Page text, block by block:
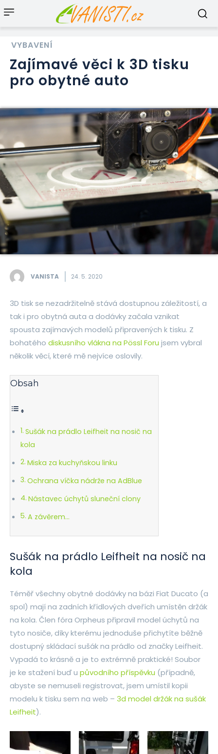
VYBAVENÍ
Zajímavé věci k 3D tisku
pro obytné auto
VANISTA 24. 5. 2020
3D tisk se nezadržitelně stává dostupnou záležitostí, a
tak i pro obytná auta a dodávky začala vznikat
spousta zajímavých modelů připravených k tisku. Z
bohatého diskusního vlákna na Pössl Foru jsem vybral
několik věcí, které mě nejvíce oslovily.
Obsah
Sušák na prádlo Leifheit na nosič na
kola
Miska za kuchyňskou linku
Ochrana víčka nádrže na AdBlue
Nástavec úchytů sluneční clony
A závěrem…
Sušák na prádlo Leifheit na nosič na
kola
Téměř všechny obytné dodávky na bázi Fiat Ducato (a
spol) mají na zadních křídlových dveřích umístěn držák
na kola. Člen fóra Orpheus připravil model úchytů na
tyto nosiče, díky kterému jednoduše přichytíte běžně
dostupný skládací sušák na prádlo od značky Leifheit.
Vypadá to krásně a je to extrémně praktické! Soubor
je ke stažení buď u původního příspěvku (případně,
abyste se nemuseli registrovat, jsem umístil kopii
modelu k tisku sem na web – 3d model držák na sušák
Leifheit).